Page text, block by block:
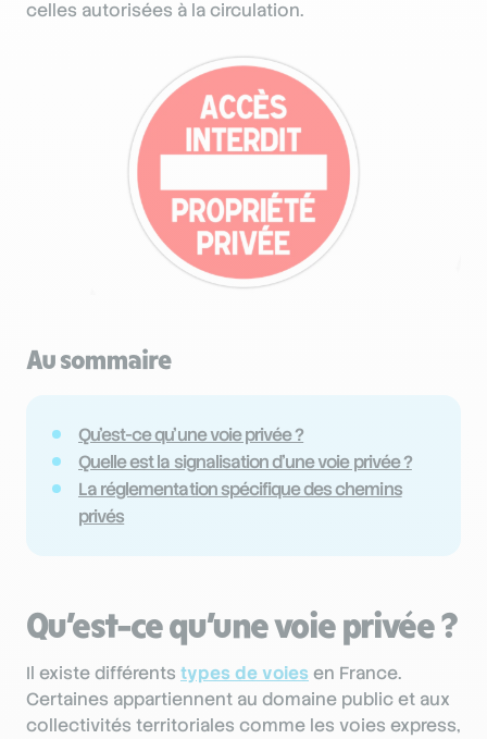
celles autorisées à la circulation.
Au sommaire
Qu’est-ce qu’une voie privée ?
Quelle est la signalisation d’une voie privée ?
La réglementation spécifique des chemins
privés
Qu’est-ce qu’une voie privée ?
Il existe différents types de voiesen France.
Certaines appartiennent au domaine public et aux
collectivités territoriales comme les voies express,